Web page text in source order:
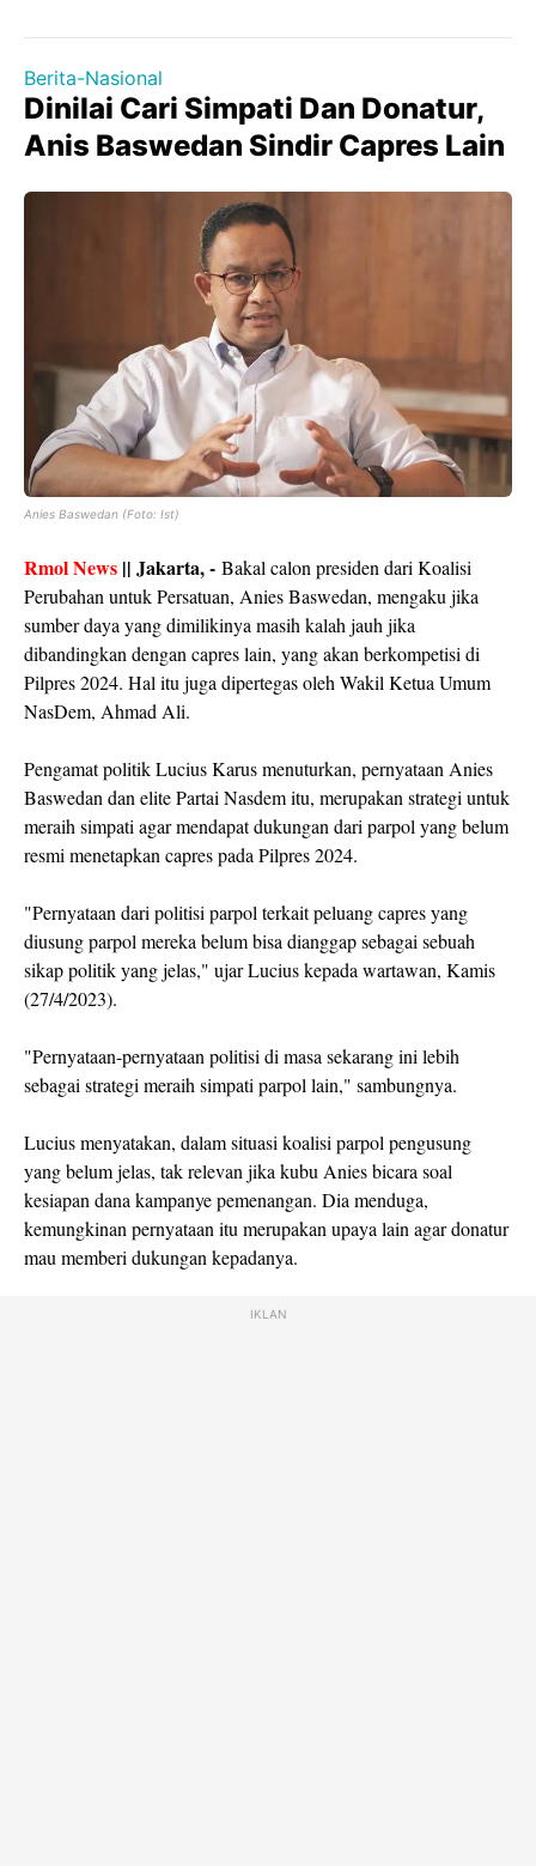
Berita-Nasional
Dinilai Cari Simpati Dan Donatur,
Anis Baswedan Sindir Capres Lain
Anies Baswedan (Foto: Ist)
Rmol News || Jakarta, - Bakal calon presiden dari Koalisi
Perubahan untuk Persatuan, Anies Baswedan, mengaku jika
sumber daya yang dimilikinya masih kalah jauh jika
dibandingkan dengan capres lain, yang akan berkompetisi di
Pilpres 2024. Hal itu juga dipertegas oleh Wakil Ketua Umum
NasDem, Ahmad Ali.
Pengamat politik Lucius Karus menuturkan, pernyataan Anies
Baswedan dan elite Partai Nasdem itu, merupakan strategi untuk
meraih simpati agar mendapat dukungan dari parpol yang belum
resmi menetapkan capres pada Pilpres 2024.
"Pernyataan dari politisi parpol terkait peluang capres yang
diusung parpol mereka belum bisa dianggap sebagai sebuah
sikap politik yang jelas," ujar Lucius kepada wartawan, Kamis
(27/4/2023).
"Pernyataan-pernyataan politisi di masa sekarang ini lebih
sebagai strategi meraih simpati parpol lain," sambungnya.
Lucius menyatakan, dalam situasi koalisi parpol pengusung
yang belum jelas, tak relevan jika kubu Anies bicara soal
kesiapan dana kampanye pemenangan. Dia menduga,
kemungkinan pernyataan itu merupakan upaya lain agar donatur
mau memberi dukungan kepadanya.
IKLAN